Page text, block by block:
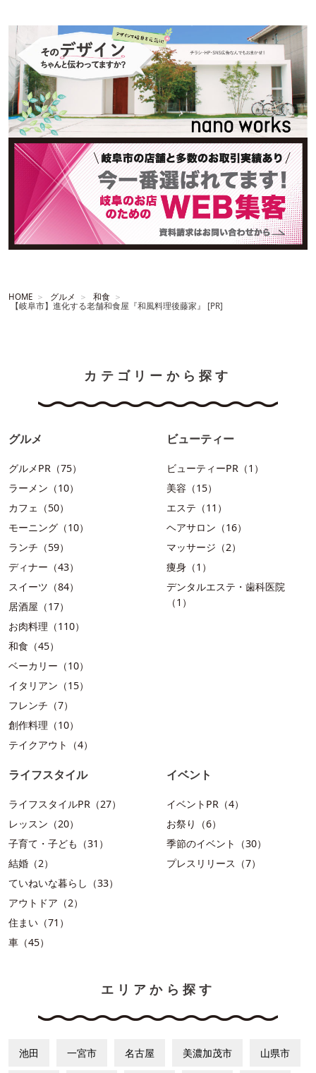
HOME グルメ
和食
【岐阜市】進化する老舗和食屋『和風料理後藤家』 [PR]
カテゴリーから探す
グルメ
グルメPR（75）
ラーメン（10）
カフェ（50）
モーニング（10）
ランチ（59）
ディナー（43）
スイーツ（84）
居酒屋（17）
お肉料理（110）
和食（45）
ベーカリー（10）
イタリアン（15）
フレンチ（7）
創作料理（10）
テイクアウト（4）
ビューティー
ビューティーPR（1）
美容（15）
エステ（11）
ヘアサロン（16）
マッサージ（2）
痩身（1）
デンタルエステ・歯科医院
（1）
ライフスタイル
ライフスタイルPR（27）
レッスン（20）
子育て・子ども（31）
結婚（2）
ていねいな暮らし（33）
アウトドア（2）
住まい（71）
車（45）
イベント
イベントPR（4）
お祭り（6）
季節のイベント（30）
プレスリリース（7）
エリアから探す
池田 一宮市 名古屋 美濃加茂市 山県市